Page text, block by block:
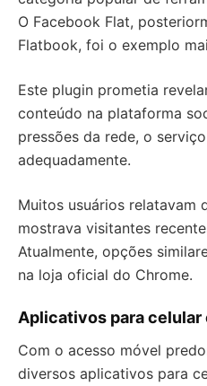
O Facebook Flat,
Flatbook, foi o exemplo
Este plugin prometia
conteúdo na plataforma
pressões da rede, o
adequadamente.
Muitos usuários relatavam
mostrava visitantes
Atualmente, opções
na loja oficial do Chrome.
Aplicativos para celular
Com o acesso móvel
diversos aplicativos para